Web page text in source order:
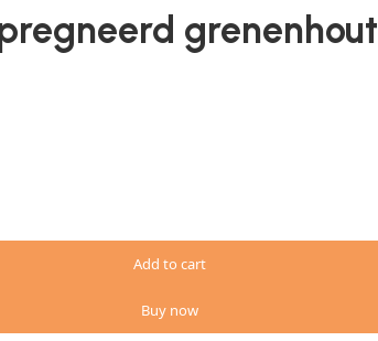
grenenhout
Add to cart
Buy now